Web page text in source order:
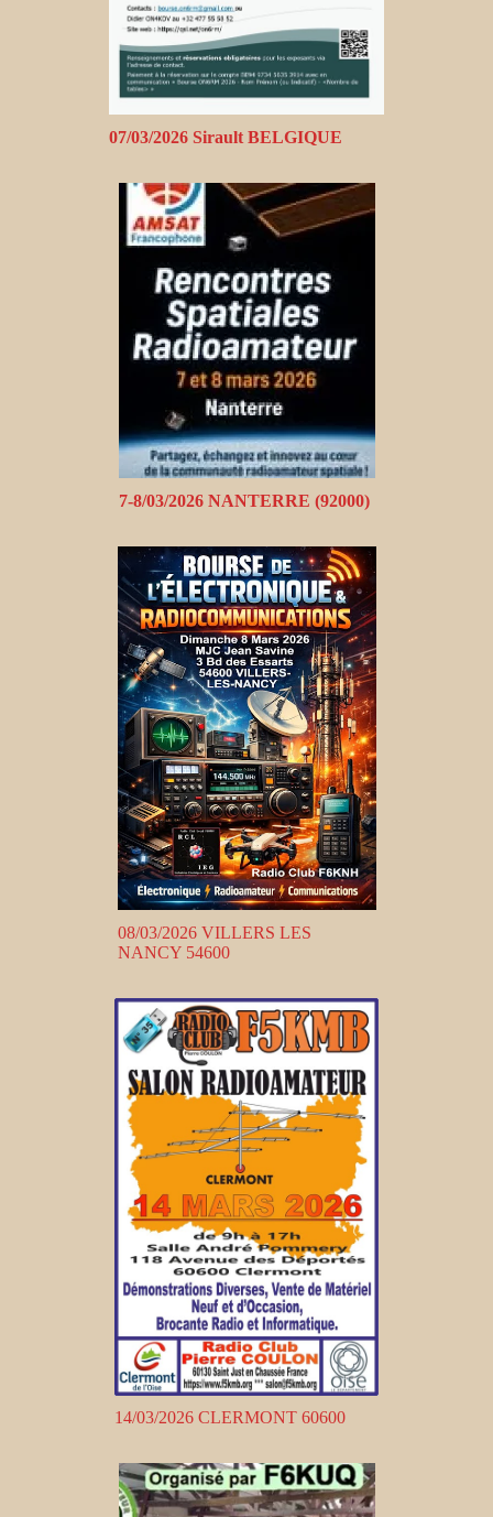
07/03/2026 Sirault BELGIQUE
7-8/03/2026 NANTERRE (92000)
08/03/2026 VILLERS LES
NANCY 54600
14/03/2026 CLERMONT 60600